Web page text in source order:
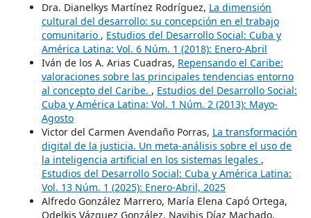
Dra. Dianelkys Martínez Rodríguez, La dimensión
cultural del desarrollo: su concepción en el trabajo
comunitario , Estudios del Desarrollo Social: Cuba y
América Latina: Vol. 6 Núm. 1 (2018): Enero-Abril
Iván de los A. Arias Cuadras, Repensando el Caribe:
valoraciones sobre las principales tendencias entorno
al concepto del Caribe. , Estudios del Desarrollo Social:
Cuba y América Latina: Vol. 1 Núm. 2 (2013): Mayo-
Agosto
Victor del Carmen Avendaño Porras, La transformación
digital de la justicia. Un meta-análisis sobre el uso de
la inteligencia artificial en los sistemas legales ,
Estudios del Desarrollo Social: Cuba y América Latina:
Vol. 13 Núm. 1 (2025): Enero-Abril, 2025
Alfredo González Marrero, María Elena Capó Ortega,
Odelkis Vázquez González, Nayibis Díaz Machado,